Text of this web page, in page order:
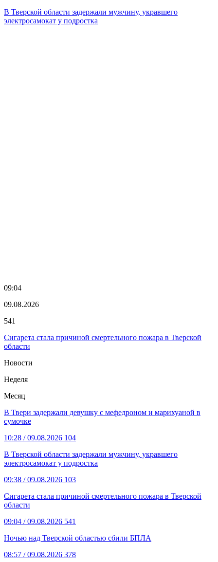
В Тверской области задержали мужчину, укравшего
электросамокат у подростка
09:04
09.08.2026
541
Сигарета стала причиной смертельного пожара в Тверской
области
Новости
Неделя
Месяц
В Твери задержали девушку с мефедроном и марихуаной в
сумочке
10:28 / 09.08.2026 104
В Тверской области задержали мужчину, укравшего
электросамокат у подростка
09:38 / 09.08.2026 103
Сигарета стала причиной смертельного пожара в Тверской
области
09:04 / 09.08.2026 541
Ночью над Тверской областью сбили БПЛА
08:57 / 09.08.2026 378